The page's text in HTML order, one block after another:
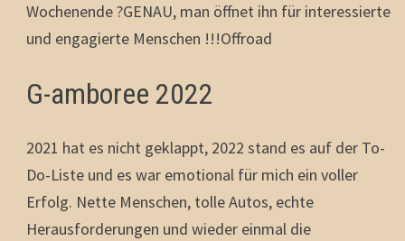
Wochenende ?GENAU, man öffnet ihn für interessierte
und engagierte Menschen !!!Offroad
G-amboree 2022
2021 hat es nicht geklappt, 2022 stand es auf der To-
Do-Liste und es war emotional für mich ein voller
Erfolg. Nette Menschen, tolle Autos, echte
Herausforderungen und wieder einmal die